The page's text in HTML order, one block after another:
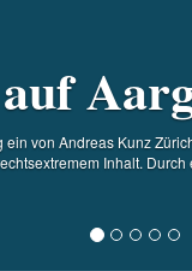
von Andreas Kunz
Inhalt.